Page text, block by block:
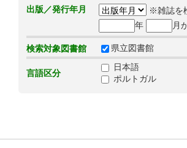
出版／発行年月
※雑誌を
年
月
検索対象図書館 県立図書館
言語区分
日本語
ポルトガル